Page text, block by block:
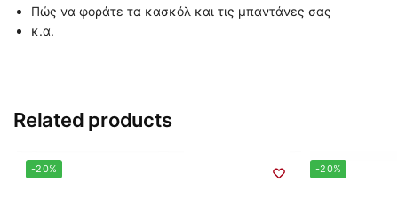
Πώς να φοράτε τα κασκόλ και τις μπαντάνες σας
κ.α.
Related products
-20% -20%